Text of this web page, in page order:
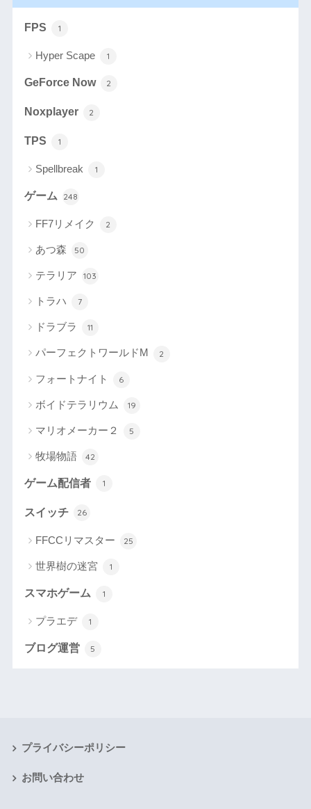
FPS 1
Hyper Scape 1
GeForce Now 2
Noxplayer 2
TPS 1
Spellbreak 1
ゲーム 248
FF7リメイク 2
あつ森 50
テラリア 103
トラハ 7
ドラブラ 11
パーフェクトワールドM 2
フォートナイト 6
ボイドテラリウム 19
マリオメーカー２ 5
牧場物語 42
ゲーム配信者 1
スイッチ 26
FFCCリマスター 25
世界樹の迷宮 1
スマホゲーム 1
プラエデ 1
ブログ運営 5
プライバシーポリシー
お問い合わせ